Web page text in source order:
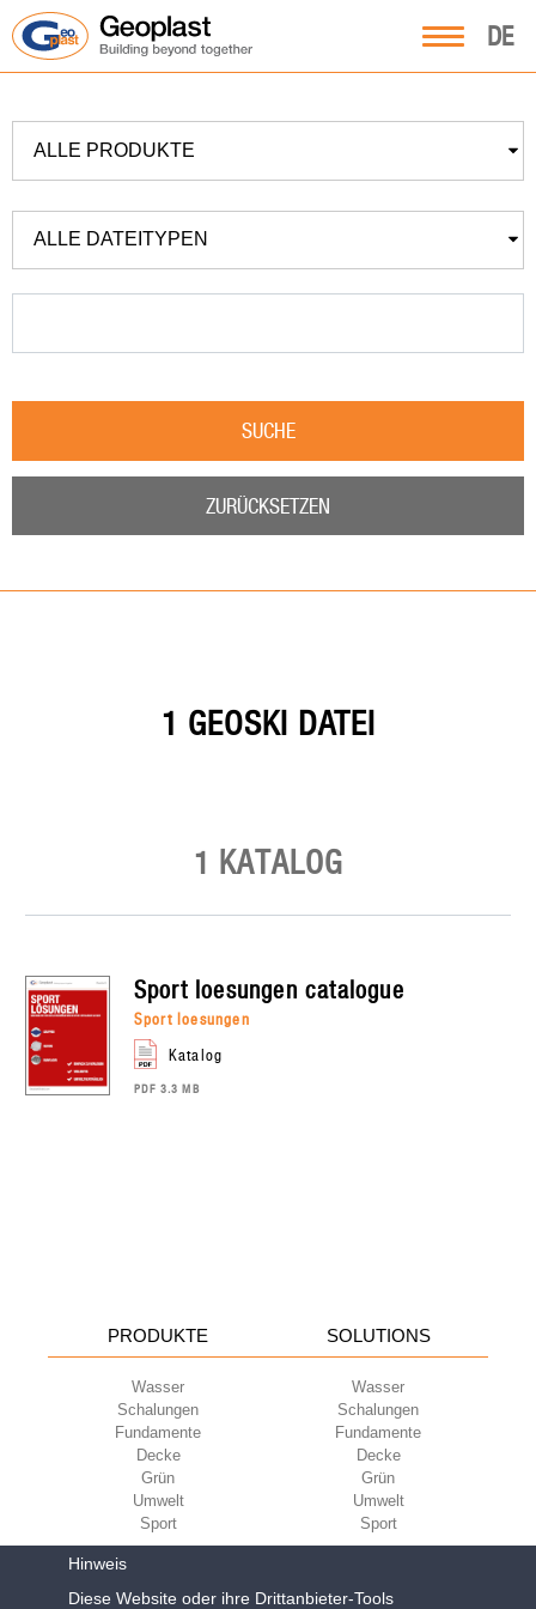
DE
ALLE PRODUKTE
ALLE DATEITYPEN
SUCHE
ZURÜCKSETZEN
1 GEOSKI DATEI
1 KATALOG
sport loesungencatalogue
sport loesungen
Katalog
PDF 3.3 MB
PRODUKTE
Wasser
Schalungen
Fundamente
Decke
Grün
Umwelt
Sport
SOLUTIONS
Wasser
Schalungen
Fundamente
Decke
Grün
Umwelt
Sport
UNTERNEHMEN
Hinweis
Diese Website oder ihre Drittanbieter-Tools